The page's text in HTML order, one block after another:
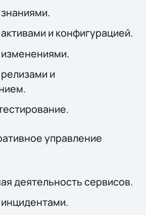
и конфигурацией.
и
управление
деятельность сервисов.